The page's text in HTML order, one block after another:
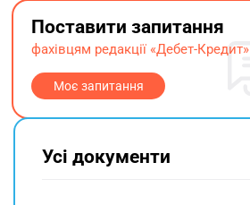
Поставити запитання
фахівцям редакції «Дебет-Кредит»
Моє запитання
Усі документи